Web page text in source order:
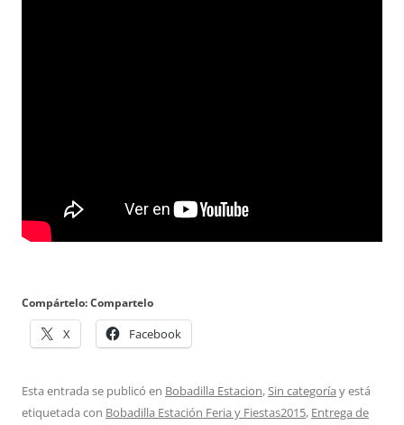
Compártelo: Compartelo
X Facebook
Esta entrada se publicó en Bobadilla Estacion,Sin categoría y está
etiquetada con Bobadilla Estación Feria y Fiestas2015, Entrega de